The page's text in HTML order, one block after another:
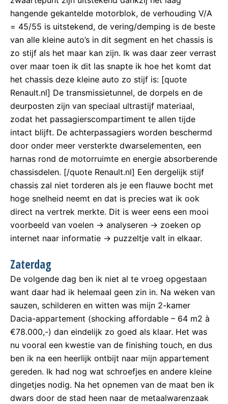
hangende gekantelde motorblok, de verhouding V/A
= 45/55 is uitstekend, de vering/demping is de beste
van alle kleine auto’s in dit segment en het chassis is
zo stijf als het maar kan zijn. Ik was daar zeer verrast
over maar toen ik dit las snapte ik hoe het komt dat
het chassis deze kleine auto zo stijf is: [quote
Renault.nl] De transmissietunnel, de dorpels en de
deurposten zijn van speciaal ultrastijf materiaal,
zodat het passagierscompartiment te allen tijde
intact blijft. De achterpassagiers worden beschermd
door onder meer versterkte dwarselementen, een
harnas rond de motorruimte en energie absorberende
chassisdelen. [/quote Renault.nl] Een dergelijk stijf
chassis zal niet torderen als je een flauwe bocht met
hoge snelheid neemt en dat is precies wat ik ook
direct na vertrek merkte. Dit is weer eens een mooi
voorbeeld van voelen -> analyseren -> zoeken op
internet naar informatie -> puzzeltje valt in elkaar.
Zaterdag
De volgende dag ben ik niet al te vroeg opgestaan
want daar had ik helemaal geen zin in. Na weken van
sauzen, schilderen en witten was mijn 2-kamer
Dacia-appartement (shocking affordable – 64 m2 à
€78.000,-) dan eindelijk zo goed als klaar. Het was
nu vooral een kwestie van de finishing touch, en dus
ben ik na een heerlijk ontbijt naar mijn appartement
gereden. Ik had nog wat schroefjes en andere kleine
dingetjes nodig. Na het opnemen van de maat ben ik
dwars door de stad heen naar de metaalwarenzaak